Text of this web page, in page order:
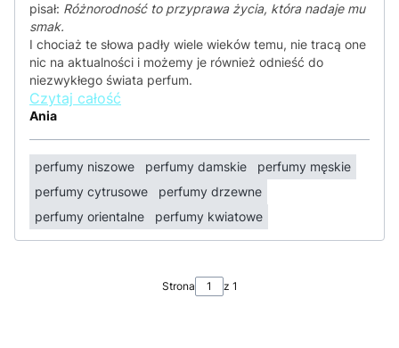
pisał: Różnorodność to przyprawa życia, która nadaje mu
smak.
I chociaż te słowa padły wiele wieków temu, nie tracą one
nic na aktualności i możemy je również odnieść do
niezwykłego świata perfum.
Czytaj całość
Ania
perfumy niszowe perfumy damskie
perfumy męskie
perfumy cytrusowe
perfumy drzewne
perfumy orientalne
perfumy kwiatowe
Strona z 1